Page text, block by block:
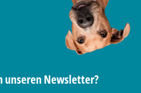
unseren Newsletter?